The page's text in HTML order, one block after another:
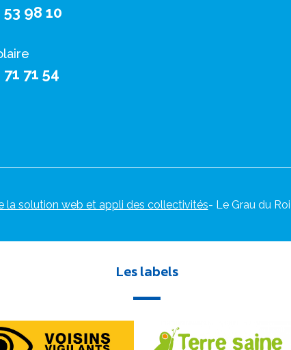
98 10
71 54
la solution web et appli des collectivités- Le Grau du Roi
Les labels